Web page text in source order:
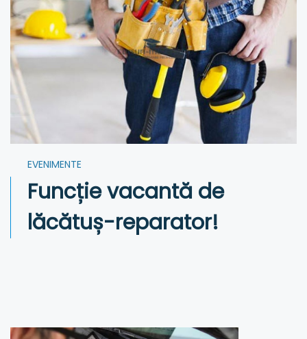
EVENIMENTE
Funcție vacantă de
lăcătuș-reparator!